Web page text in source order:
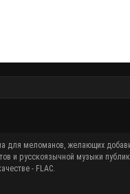
и русскоязычной музыки
- FLAC.